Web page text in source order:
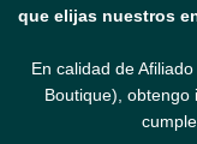
que elijas nuestros
En calidad de
Boutique), obtengo